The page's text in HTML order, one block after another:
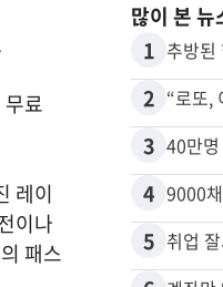
료
레이
이나
패스
많이 본 뉴
1 추방된
2
3
4
5 취업